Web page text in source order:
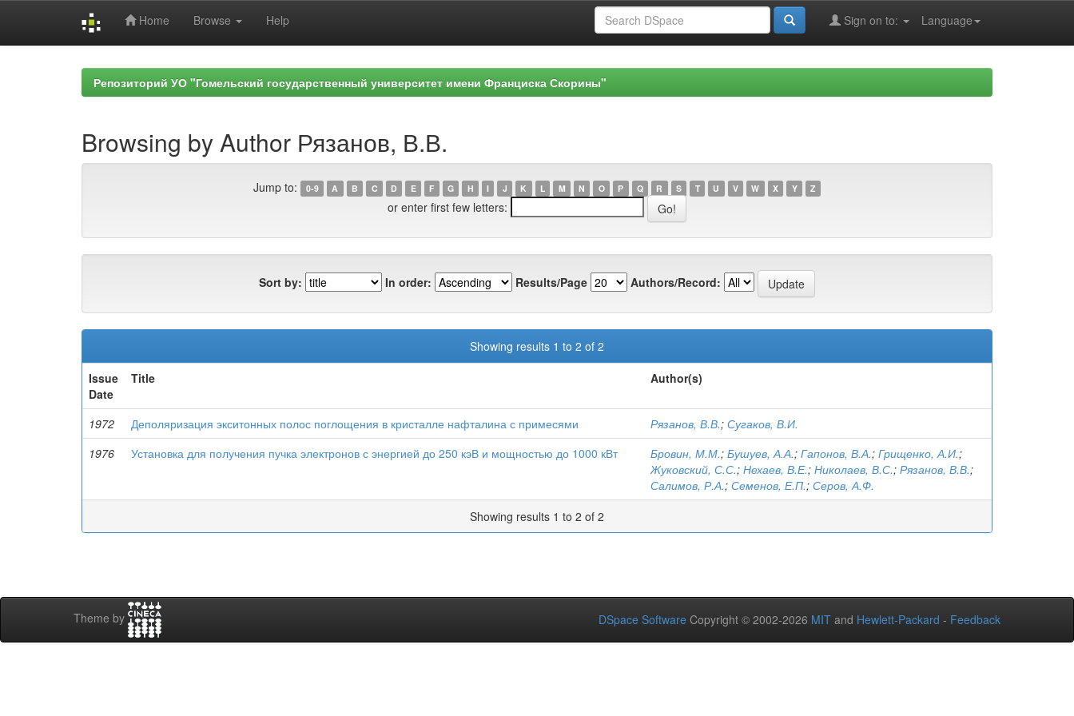
Home Browse Help Language
Sign on to:
Репозиторий УО "Гомельский государственный университет имени Франциска Скорины"
Browsing by Author Рязанов, В.В.
Jump to: 0-9 A B C D E F G H I J K L M N O P Q R S T U V W X Y Z
or enter first few letters:
Sort by: In order: Results/Page Authors/Record:
Showing results 1 to 2 of 2
Issue
Date
Title Author(s)
1972 Деполяризация экситонных полос поглощения в кристалле нафталина с примесями Рязанов, В.В.; Сугаков, В.И.
1976
Установка для получения пучка электронов с энергией до 250 кэВ и мощностью до 1000 кВт Бровин, М.М.; Бушуев, А.А.; Гапонов, В.А.; Грищенко, А.И.;
Жуковский, С.С.; Нехаев, В.Е.; Николаев, В.С.; Рязанов, В.В.;
Салимов, Р.А.; Семенов, Е.П.; Серов, А.Ф.
Showing results 1 to 2 of 2
Theme by DSpace Software Copyright © 2002-2026 MIT and Hewlett-Packard - Feedback